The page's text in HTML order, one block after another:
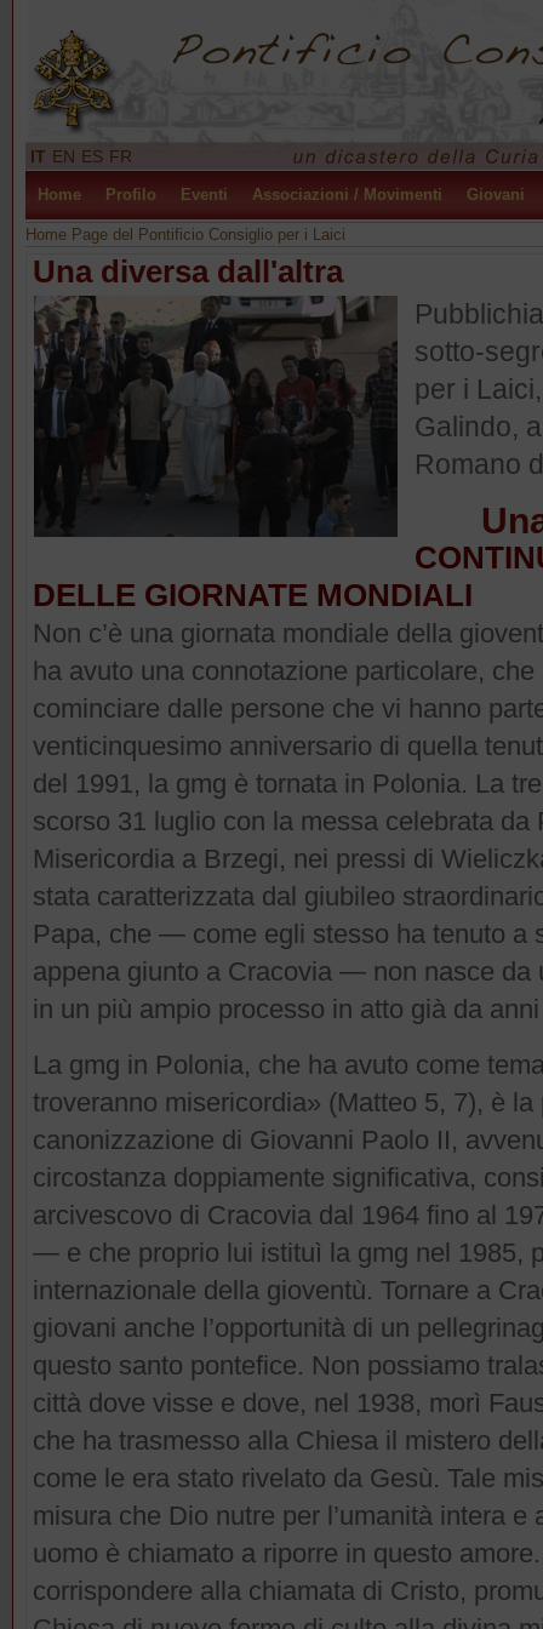
IT EN ES FR
Home Profilo Eventi Associazioni / Movimenti Giovani
Home Page del Pontificio Consiglio per i Laici
Una diversa dall'altra
sotto-
per i
Galindo,
Romano
DELLE GIORNATE MONDIALI
Non c’è una giornata mondiale della
ha avuto una connotazione particolare,
cominciare dalle persone che vi hanno
venticinquesimo anniversario di quella
del 1991, la gmg è tornata in Polonia. La
scorso 31 luglio con la messa celebrata
Misericordia a Brzegi, nei pressi di
stata caratterizzata dal giubileo
Papa, che — come egli stesso ha tenuto a
appena giunto a Cracovia — non nasce da
in un più ampio processo in atto già da
La gmg in Polonia, che ha avuto come
troveranno misericordia» (Matteo 5, 7), è
canonizzazione di Giovanni Paolo II,
circostanza doppiamente significativa,
arcivescovo di Cracovia dal 1964 fino al
— e che proprio lui istituì la gmg nel 1985,
internazionale della gioventù. Tornare a
giovani anche l’opportunità di un
questo santo pontefice. Non possiamo
città dove visse e dove, nel 1938, morì
che ha trasmesso alla Chiesa il mistero
come le era stato rivelato da Gesù. Tale
misura che Dio nutre per l’umanità intera
uomo è chiamato a riporre in questo
corrispondere alla chiamata di Cristo,